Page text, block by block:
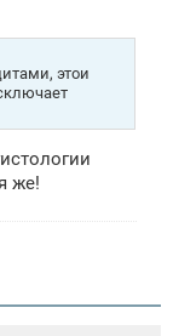
этои
же!